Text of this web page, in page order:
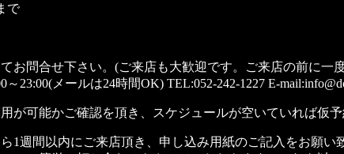
で
お問合せ下さい。(ご来店も大歓迎です。ご来店の前に一
～23:00(メールは24時間OK) TEL:052-242-1227 E-
が可能かご確認を頂き、スケジュールが空いていれば仮
1週間以内にご来店頂き、申し込み用紙のご記入をお願い